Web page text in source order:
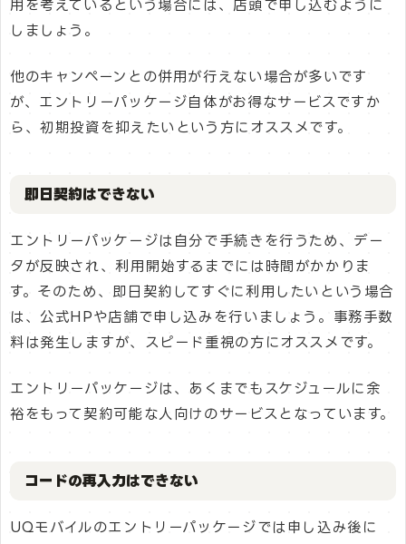
用を考えているという場合には、店頭で申し込むように
しましょう。
他のキャンペーンとの併用が行えない場合が多いです
が、エントリーパッケージ自体がお得なサービスですか
ら、初期投資を抑えたいという方にオススメです。
即日契約はできない
エントリーパッケージは自分で手続きを行うため、デー
タが反映され、利用開始するまでには時間がかかりま
す。そのため、即日契約してすぐに利用したいという場合
は、公式HPや店舗で申し込みを行いましょう。事務手数
料は発生しますが、スピード重視の方にオススメです。
エントリーパッケージは、あくまでもスケジュールに余
裕をもって契約可能な人向けのサービスとなっています。
コードの再入力はできない
UQモバイルのエントリーパッケージでは申し込み後に